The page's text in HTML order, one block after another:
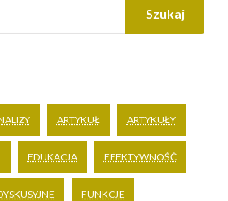
Szukaj
ARTYKUŁ ARTYKUŁY
EDUKACJA EFEKTYWNOŚĆ
FUNKCJE